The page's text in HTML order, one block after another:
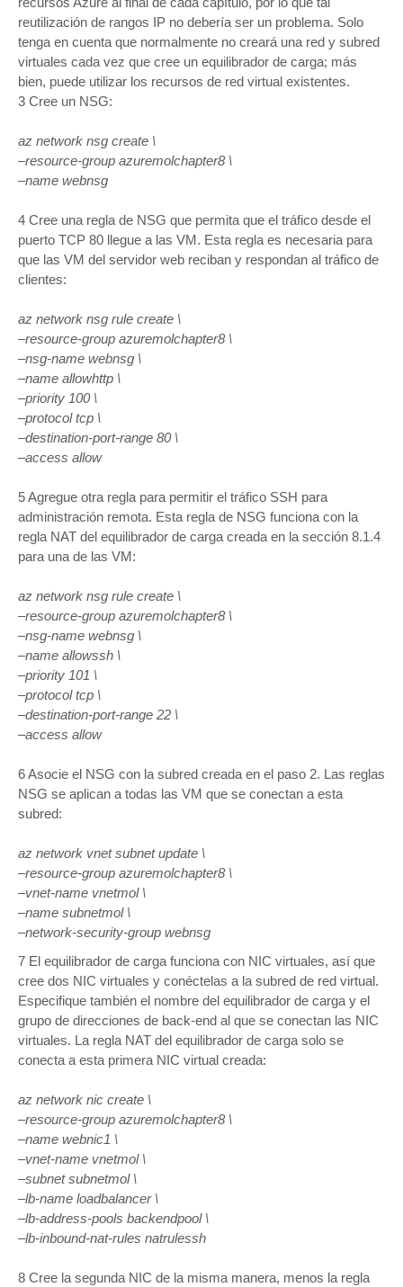
reutilización de rangos IP no debería ser un problema. Solo
tenga en cuenta que normalmente no creará una red y subred
virtuales cada vez que cree un equilibrador de carga; más
bien, puede utilizar los recursos de red virtual existentes.
3 Cree un NSG:
az network nsg create \
–resource-group azuremolchapter8 \
–name webnsg
4 Cree una regla de NSG que permita que el tráfico desde el
puerto TCP 80 llegue a las VM. Esta regla es necesaria para
que las VM del servidor web reciban y respondan al tráfico de
clientes:
az network nsg rule create \
–resource-group azuremolchapter8 \
–nsg-name webnsg \
–name allowhttp \
–priority 100 \
–protocol tcp \
–destination-port-range 80 \
–access allow
5 Agregue otra regla para permitir el tráfico SSH para
administración remota. Esta regla de NSG funciona con la
regla NAT del equilibrador de carga creada en la sección 8.1.4
para una de las VM:
az network nsg rule create \
–resource-group azuremolchapter8 \
–nsg-name webnsg \
–name allowssh \
–priority 101 \
–protocol tcp \
–destination-port-range 22 \
–access allow
6 Asocie el NSG con la subred creada en el paso 2. Las reglas
NSG se aplican a todas las VM que se conectan a esta
subred:
az network vnet subnet update \
–resource-group azuremolchapter8 \
–vnet-name vnetmol \
–name subnetmol \
–network-security-group webnsg
7 El equilibrador de carga funciona con NIC virtuales, así que
cree dos NIC virtuales y conéctelas a la subred de red virtual.
Especifique también el nombre del equilibrador de carga y el
grupo de direcciones de back-end al que se conectan las NIC
virtuales. La regla NAT del equilibrador de carga solo se
conecta a esta primera NIC virtual creada:
az network nic create \
–resource-group azuremolchapter8 \
–name webnic1 \
–vnet-name vnetmol \
–subnet subnetmol \
–lb-name loadbalancer \
–lb-address-pools backendpool \
–lb-inbound-nat-rules natrulessh
8 Cree la segunda NIC de la misma manera, menos la regla